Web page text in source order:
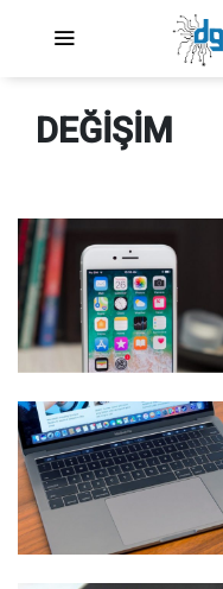
DEĞIŞIM